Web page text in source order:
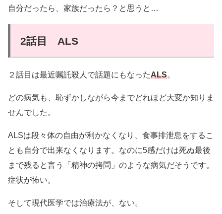
自分だったら、家族だったら？と思うと…
2話目 ALS
２話目は最近嘱託殺人で話題にもなったALS。
どの病気も、恥ずかしながら今までどれほど大変か知りま
せんでした。
ALSは段々体の自由が利かなくなり、食事排泄息をするこ
とも自分で出来なくなります。なのに5感だけは死ぬ最後
まで残ると言う「精神の拷問」のような病気だそうです。
症状が怖い。
そして現代医学では治療法が、ない。